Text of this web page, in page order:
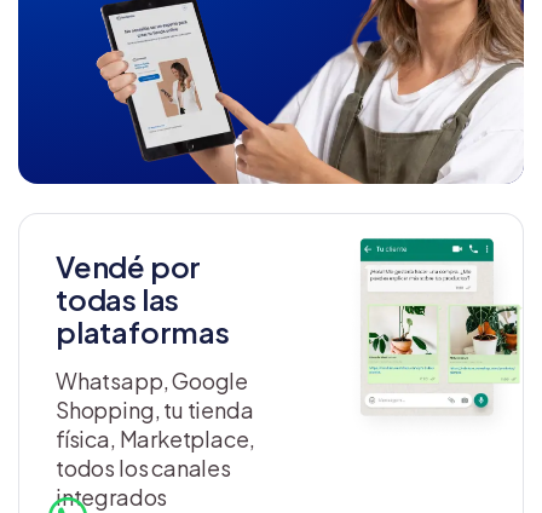
Vendé por
todas las
plataformas
Whatsapp, Google
Shopping, tu tienda
física, Marketplace,
todos los canales
integrados